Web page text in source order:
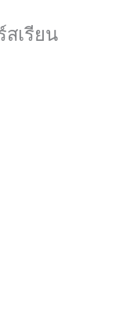
เรียน